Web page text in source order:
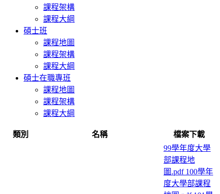
課程架構
課程大綱
碩士班
課程地圖
課程架構
課程大綱
碩士在職專班
課程地圖
課程架構
課程大綱
類別 名稱 檔案下載
99學年度大學
部課程地
圖.pdf100學年
度大學部課程